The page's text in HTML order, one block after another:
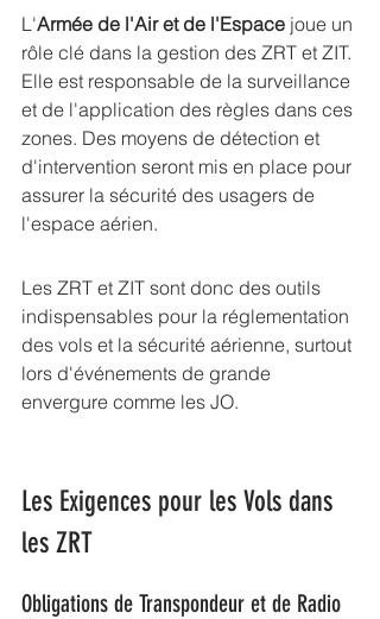
L'Armée de l'Air et de l'Espace joue un
rôle clé dans la gestion des ZRT et ZIT.
Elle est responsable de la surveillance
et de l'application des règles dans ces
zones. Des moyens de détection et
d'intervention seront mis en place pour
assurer la sécurité des usagers de
l'espace aérien.
Les ZRT et ZIT sont donc des outils
indispensables pour la réglementation
des vols et la sécurité aérienne, surtout
lors d'événements de grande
envergure comme les JO.
Les Exigences pour les Vols dans
les ZRT
Obligations de Transpondeur et de Radio